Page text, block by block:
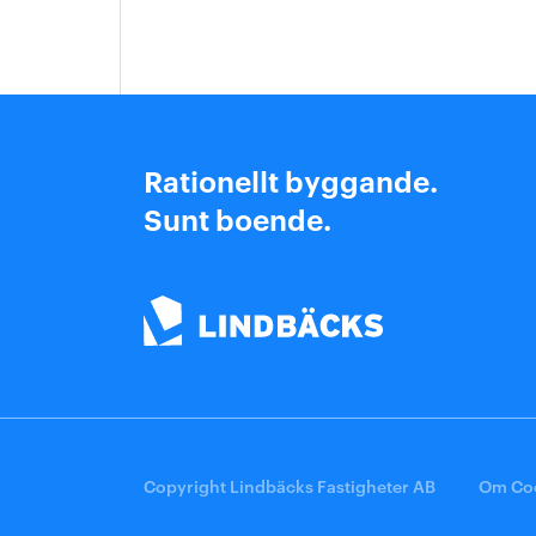
Om Cookies
Rationellt byggande.
Sunt boende.
Copyright Lindbäcks Fastigheter AB Om